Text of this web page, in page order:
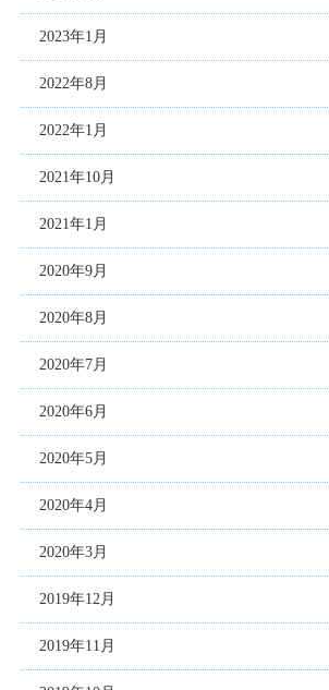
2023年1月
2022年8月
2022年1月
2021年10月
2021年1月
2020年9月
2020年8月
2020年7月
2020年6月
2020年5月
2020年4月
2020年3月
2019年12月
2019年11月